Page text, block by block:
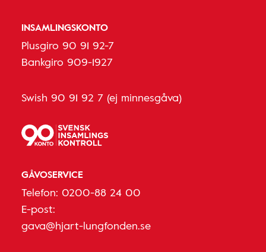
INSAMLINGSKONTO
Plusgiro 90 91 92-7
Bankgiro 909-1927
Swish 90 91 92 7 (ej minnesgåva)
GÅVOSERVICE
Telefon: 0200-88 24 00
E-post:
gava@hjart-lungfonden.se